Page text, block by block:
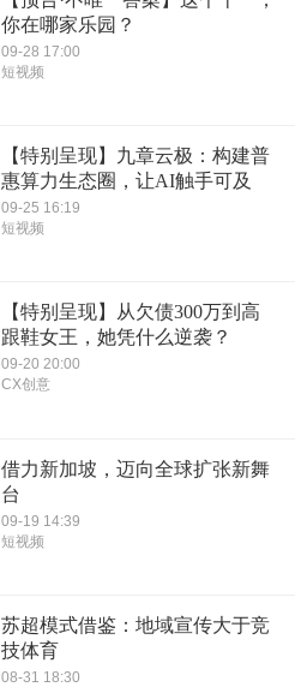
你在哪家乐园？
09-28 17:00
短视频
【特别呈现】九章云极：构建普
惠算力生态圈，让AI触手可及
09-25 16:19
短视频
【特别呈现】从欠债300万到高
跟鞋女王，她凭什么逆袭？
09-20 20:00
CX创意
借力新加坡，迈向全球扩张新舞
台
09-19 14:39
短视频
苏超模式借鉴：地域宣传大于竞
技体育
08-31 18:30